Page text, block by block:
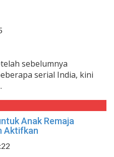
sebelumnya
serial India, kini
Anak Remaja
Aktifkan